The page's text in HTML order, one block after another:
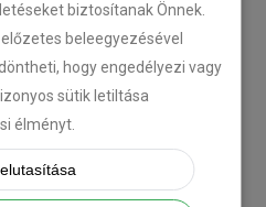
biztosítanak Önnek.
beleegyezésével
hogy engedélyezi vagy
sütik letiltása
élményt.
C-Zero tempomat
02-14